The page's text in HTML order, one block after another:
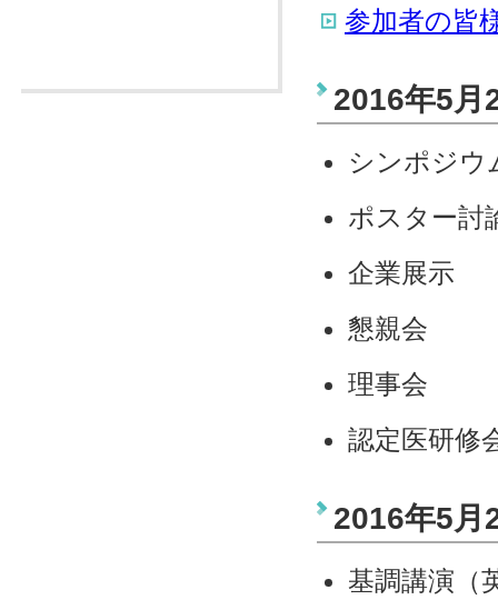
参加者の皆
2016年5月
シンポジウ
ポスター討
企業展示
懇親会
理事会
認定医研修
2016年5月
基調講演（